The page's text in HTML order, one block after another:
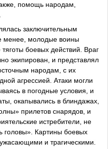
помощь народам,
заключительным
менее, молодые воины
боевых действий. Враг
экипирован, и представлял
народам, с их
агрессией. Атаки могли
в погодные условия, и
окапывались в блиндажах,
прилетов снарядов, и
истребители, не
головы». Картины боевых
и трагическими.